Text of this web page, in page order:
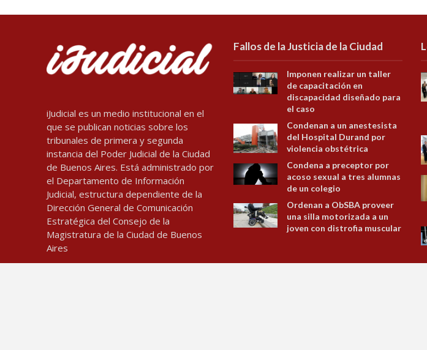
iJudicial es un medio institucional en el
que se publican noticias sobre los
tribunales de primera y segunda
instancia del Poder Judicial de la Ciudad
de Buenos Aires. Está administrado por
el Departamento de Información
Judicial, estructura dependiente de la
Dirección General de Comunicación
Estratégica del Consejo de la
Magistratura de la Ciudad de Buenos
Aires
Fallos de la Justicia de la Ciudad
Imponen realizar un taller
de capacitación en
discapacidad diseñado para
el caso
Condenan a un anestesista
del Hospital Durand por
violencia obstétrica
Condena a preceptor por
acoso sexual a tres alumnas
de un colegio
Ordenan a ObSBA proveer
una silla motorizada a un
joven con distrofia muscular